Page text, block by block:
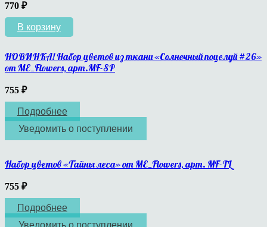
770 ₽
В корзину
НОВИНКА! Набор цветов из ткани «Солнечный поцелуй #26»
от ME_Flowers, арт.MF-SP
755 ₽
Подробнее
Уведомить о поступлении
Набор цветов «Тайны леса» от ME_Flowers, арт. MF-TL
755 ₽
Подробнее
Уведомить о поступлении